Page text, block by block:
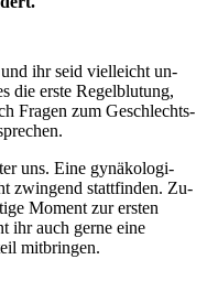
ihr seid viel­leicht un­
die erste Regel­blut­ung,
Fragen zum Ge­schlechts­­
uns. Eine gynä­kologi­
zwin­gend statt­finden. Zu­
Moment zur ersten
ihr auch gerne eine
mitbringen.